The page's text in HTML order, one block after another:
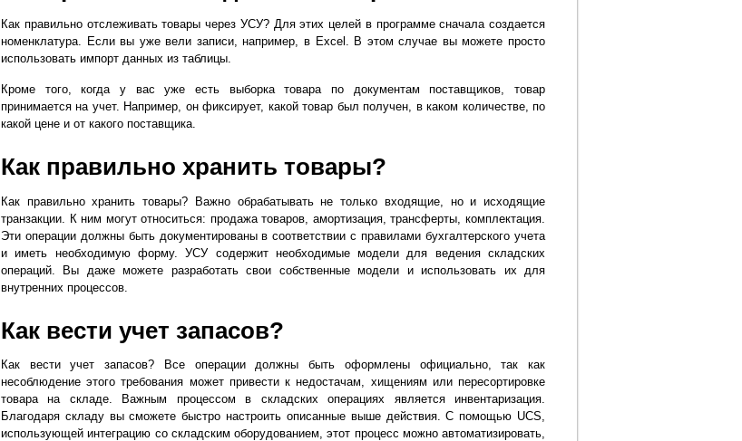
Как правильно отслеживать товары через УСУ? Для этих целей в программе сначала создается
номенклатура. Если вы уже вели записи, например, в Excel. В этом случае вы можете просто
использовать импорт данных из таблицы.
Кроме того, когда у вас уже есть выборка товара по документам поставщиков, товар
принимается на учет. Например, он фиксирует, какой товар был получен, в каком количестве, по
какой цене и от какого поставщика.
Как правильно хранить товары?
Как правильно хранить товары? Важно обрабатывать не только входящие, но и исходящие
транзакции. К ним могут относиться: продажа товаров, амортизация, трансферты, комплектация.
Эти операции должны быть документированы в соответствии с правилами бухгалтерского учета
и иметь необходимую форму. УСУ содержит необходимые модели для ведения складских
операций. Вы даже можете разработать свои собственные модели и использовать их для
внутренних процессов.
Как вести учет запасов?
Как вести учет запасов? Все операции должны быть оформлены официально, так как
несоблюдение этого требования может привести к недостачам, хищениям или пересортировке
товара на складе. Важным процессом в складских операциях является инвентаризация.
Благодаря складу вы сможете быстро настроить описанные выше действия. С помощью UCS,
использующей интеграцию со складским оборудованием, этот процесс можно автоматизировать,